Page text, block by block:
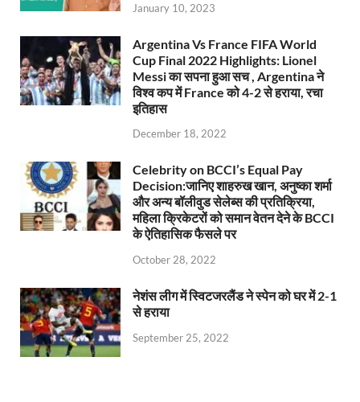
January 10, 2023
Argentina Vs France FIFA World
Cup Final 2022 Highlights: Lionel
Messi का सपना हुआ सच , Argentina ने
विश्व कप में France को 4-2 से हराया, रचा
इतिहास
December 18, 2022
Celebrity on BCCI’s Equal Pay
Decision:जानिए शाहरुख खान, अनुष्का शर्मा
और अन्य बॉलीवुड सेलेब्स की प्रतिक्रिया,
महिला क्रिकेटरों को समान वेतन देने के BCCI
के ऐतिहासिक फैसले पर
October 28, 2022
नेशंस लीग में स्विटजरलैंड ने स्पेन को घर में 2-1
से हराया
September 25, 2022